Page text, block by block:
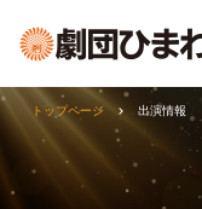
トップページ 出演情報